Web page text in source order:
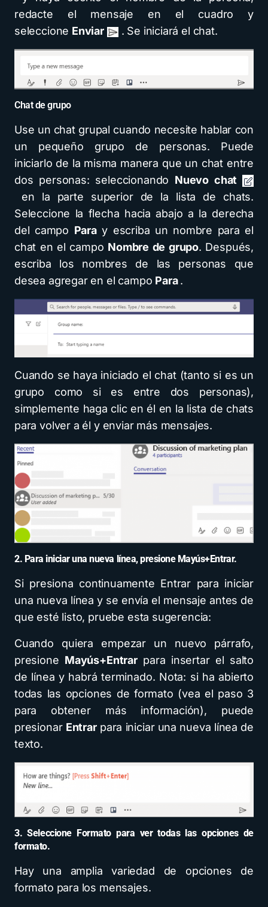
redacte el mensaje en el cuadro y
seleccione Enviar . Se iniciará el chat.
Chat de grupo
Use un chat grupal cuando necesite hablar con
un pequeño grupo de personas. Puede
iniciarlo de la misma manera que un chat entre
dos personas: seleccionando Nuevo chat
en la parte superior de la lista de chats.
Seleccione la flecha hacia abajo a la derecha
del campo Paray escriba un nombre para el
chat en el campo Nombre de grupo. Después,
escriba los nombres de las personas que
desea agregar en el campo Para.
Cuando se haya iniciado el chat (tanto si es un
grupo como si es entre dos personas),
simplemente haga clic en él en la lista de chats
para volver a él y enviar más mensajes.
2. Para iniciar una nueva línea, presione Mayús+Entrar.
Si presiona continuamente Entrar para iniciar
una nueva línea y se envía el mensaje antes de
que esté listo, pruebe esta sugerencia:
Cuando quiera empezar un nuevo párrafo,
presione Mayús+Entrarpara insertar el salto
de línea y habrá terminado. Nota: si ha abierto
todas las opciones de formato (vea el paso 3
para obtener más información), puede
presionar Entrarpara iniciar una nueva línea de
texto.
3. Seleccione Formato para ver todas las opciones de
formato.
Hay una amplia variedad de opciones de
formato para los mensajes.